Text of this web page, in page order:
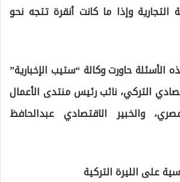
التجارية وإذا ما كانت أنقرة تتجه نحو
حاورت وكالة “ستيب الإخبارية”
التركي، نائب رئيس منتدى الأعمال
والخبير الاقتصادي عبدالحافظ
على الليرة التركية